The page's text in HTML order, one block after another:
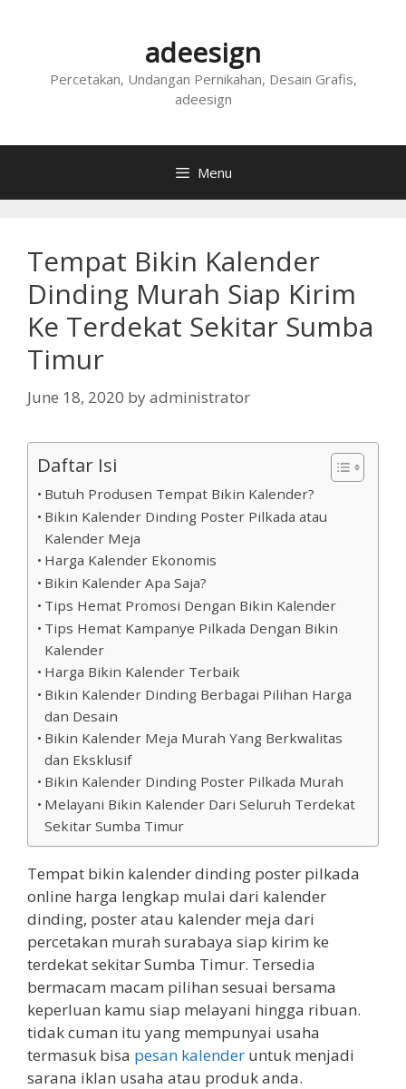
adeesign
Percetakan, Undangan Pernikahan, Desain Grafis,
adeesign
Menu
Tempat Bikin Kalender
Dinding Murah Siap Kirim
Ke Terdekat Sekitar Sumba
Timur
June 18, 2020 byadministrator
Daftar Isi
Butuh Produsen Tempat Bikin Kalender?
Bikin Kalender Dinding Poster Pilkada atau
Kalender Meja
Harga Kalender Ekonomis
Bikin Kalender Apa Saja?
Tips Hemat Promosi Dengan Bikin Kalender
Tips Hemat Kampanye Pilkada Dengan Bikin
Kalender
Harga Bikin Kalender Terbaik
Bikin Kalender Dinding Berbagai Pilihan Harga
dan Desain
Bikin Kalender Meja Murah Yang Berkwalitas
dan Eksklusif
Bikin Kalender Dinding Poster Pilkada Murah
Melayani Bikin Kalender Dari Seluruh Terdekat
Sekitar Sumba Timur
Tempat bikin kalender dinding poster pilkada
online harga lengkap mulai dari kalender
dinding, poster atau kalender meja dari
percetakan murah surabaya siap kirim ke
terdekat sekitar Sumba Timur. Tersedia
bermacam macam pilihan sesuai bersama
keperluan kamu siap melayani hingga ribuan.
tidak cuman itu yang mempunyai usaha
termasuk bisa pesan kalender untuk menjadi
sarana iklan usaha atau produk anda.